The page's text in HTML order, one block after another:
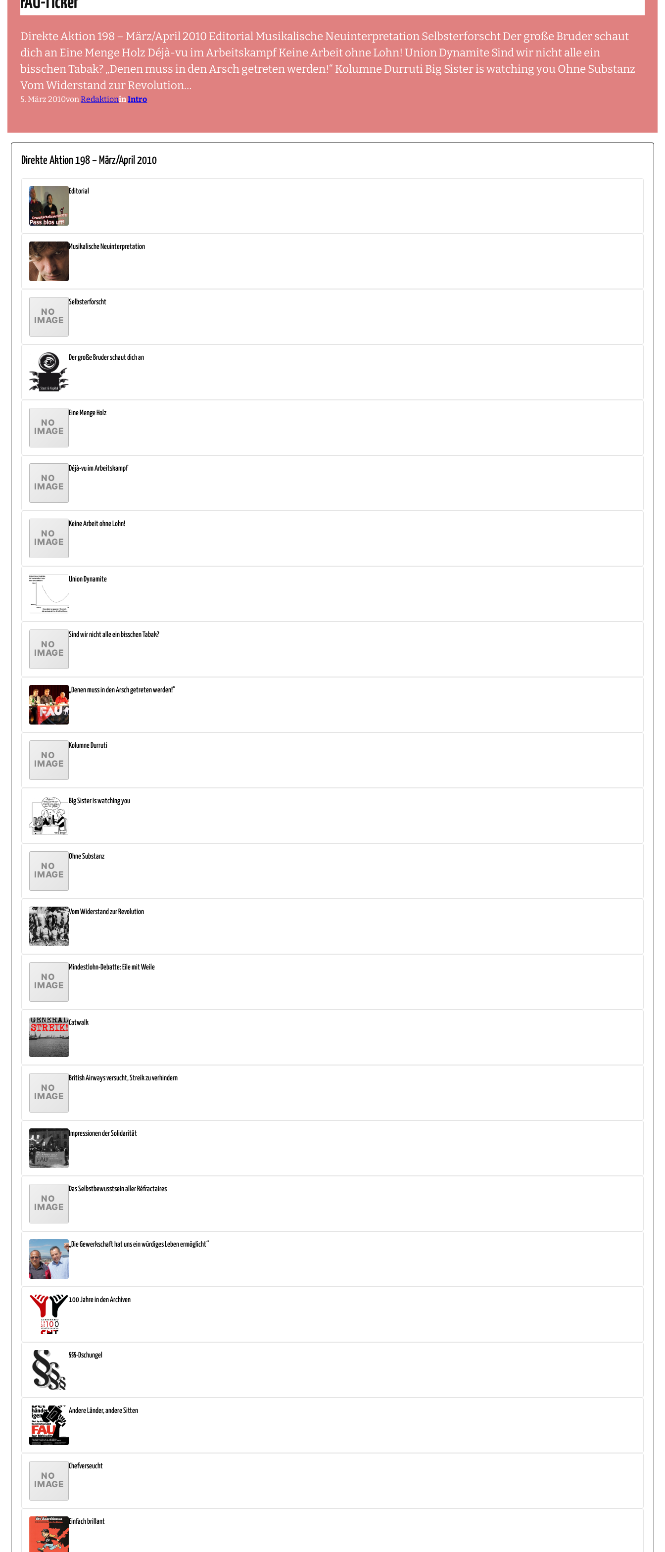
Direkte Aktion 198 – März/April 2010 Editorial Musikalische Neuinterpretation Selbsterforscht Der große Bruder schaut
dich an Eine Menge Holz Déjà-vu im Arbeitskampf Keine Arbeit ohne Lohn! Union Dynamite Sind wir nicht alle ein
bisschen Tabak? „Denen muss in den Arsch getreten werden!“ Kolumne Durruti Big Sister is watching you Ohne Substanz
Vom Widerstand zur Revolution…
5. März 2010vonRedaktioninIntro
Direkte Aktion 198 – März/April 2010
Editorial
Musikalische Neuinterpretation
Selbsterforscht
Der große Bruder schaut dich an
Eine Menge Holz
Déjà-vu im Arbeitskampf
Keine Arbeit ohne Lohn!
Union Dynamite
Sind wir nicht alle ein bisschen Tabak?
„Denen muss in den Arsch getreten werden!“
Kolumne Durruti
Big Sister is watching you
Ohne Substanz
Vom Widerstand zur Revolution
Mindestlohn-Debatte: Eile mit Weile
Catwalk
British Airways versucht, Streik zu verhindern
Impressionen der Solidarität
Das Selbstbewusstsein aller Réfractaires
„Die Gewerkschaft hat uns ein würdiges Leben ermöglicht“
100 Jahre in den Archiven
§§§-Dschungel
Andere Länder, andere Sitten
Chefverseucht
Einfach brillant